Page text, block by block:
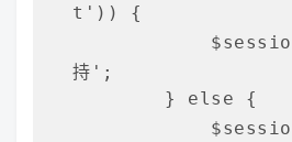
t')) {
持';